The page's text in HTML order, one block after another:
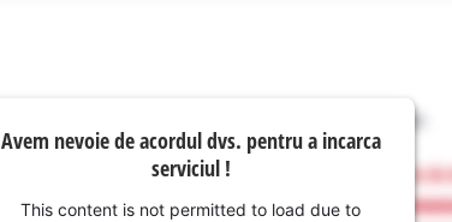
Avem nevoie de acordul dvs. pentru a incarca
serviciul !
This content is not permitted to load due to